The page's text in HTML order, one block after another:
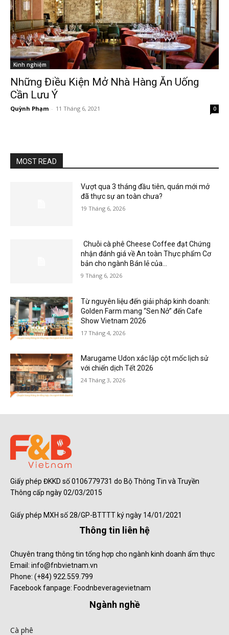
Kinh nghiệm
Những Điều Kiện Mở Nhà Hàng Ăn Uống
Cần Lưu Ý
Quỳnh Phạm - 11 Tháng 6, 2021 0
MOST READ
Vượt qua 3 tháng đầu tiên, quán mới mở
đã thực sự an toàn chưa?
19 Tháng 6, 2026
Chuỗi cà phê Cheese Coffee đạt Chứng
nhận đánh giá về An toàn Thực phẩm Cơ
bản cho ngành Bán lẻ của...
9 Tháng 6, 2026
Từ nguyên liệu đến giải pháp kinh doanh:
Golden Farm mang “Sen Nở” đến Cafe
Show Vietnam 2026
17 Tháng 4, 2026
Marugame Udon xác lập cột mốc lịch sử
với chiến dịch Tết 2026
24 Tháng 3, 2026
Giấy phép ĐKKD số 0106779731 do Bộ Thông Tin và Truyền
Thông cấp ngày 02/03/2015
Giấy phép MXH số 28/GP-BTTTT ký ngày 14/01/2021
Thông tin liên hệ
Chuyên trang thông tin tổng hợp cho ngành kinh doanh ẩm thực
Email: info@fnbvietnam.vn
Phone: (+84) 922.559.799
Facebook fanpage: Foodnbeveragevietnam
Ngành nghề
Cà phê